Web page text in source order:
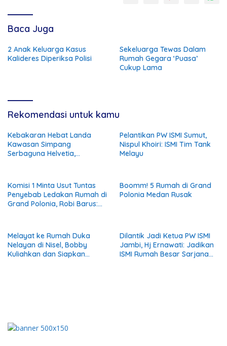
Baca Juga
2 Anak Keluarga Kasus
Kalideres Diperiksa Polisi
Sekeluarga Tewas Dalam
Rumah Gegara ‘Puasa’
Cukup Lama
Rekomendasi untuk kamu
Kebakaran Hebat Landa
Kawasan Simpang
Serbaguna Helvetia,
Pelantikan PW ISMI Sumut,
Nispul Khoiri: ISMI Tim Tank
Melayu
Komisi 1 Minta Usut Tuntas
Penyebab Ledakan Rumah di
Grand Polonia, Robi Barus:
Bertanggungjawab
Boomm! 5 Rumah di Grand
Polonia Medan Rusak
Melayat ke Rumah Duka
Nelayan di Nisel, Bobby
Kuliahkan dan Siapkan
Dilantik Jadi Ketua PW ISMI
Jambi, Hj Ernawati: Jadikan
ISMI Rumah Besar Sarjana